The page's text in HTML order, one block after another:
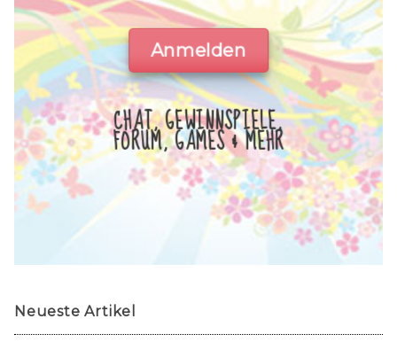
Anmelden
CHAT, GEWINNSPIELE,
FORUM, GAMES & MEHR
Neueste Artikel